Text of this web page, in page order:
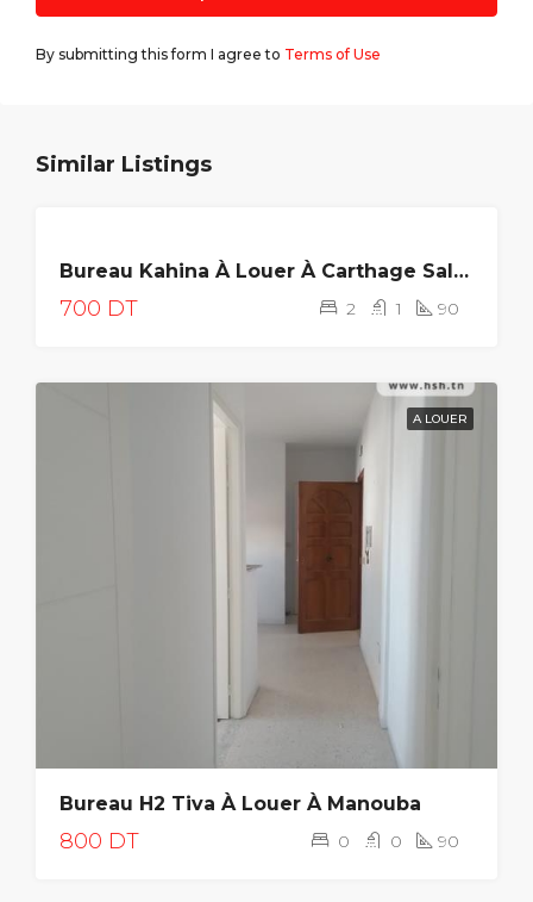
By submitting this form I agree to Terms of Use
Similar Listings
Bureau Kahina À Louer À Carthage Salambo
700 DT 2 1 90
A LOUER
Bureau H2 Tiva À Louer À Manouba
800 DT 0 0 90